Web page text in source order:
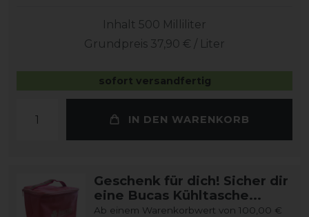
Inhalt 500 Milliliter
Grundpreis 37,90 € / Liter
sofort versandfertig
IN DEN WARENKORB
Geschenk für dich! Sicher dir
eine Bucas Kühltasche...
Ab einem Warenkorbwert von 100,00 €